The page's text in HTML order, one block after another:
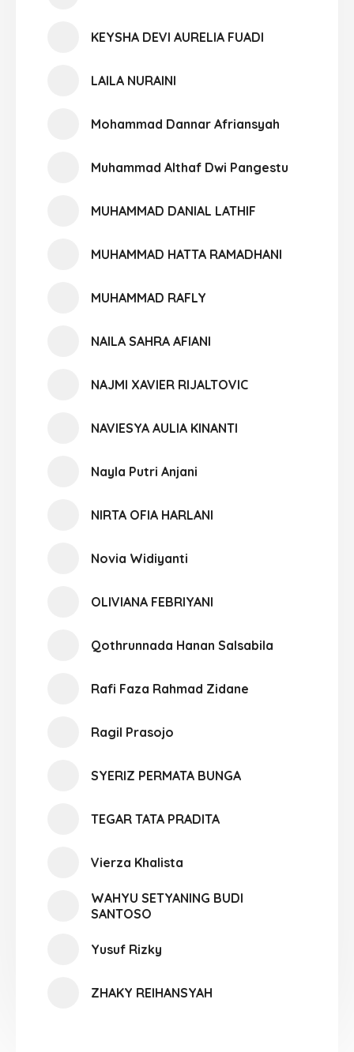
KEYSHA DEVI AURELIA FUADI
LAILA NURAINI
Mohammad Dannar Afriansyah
Muhammad Althaf Dwi Pangestu
MUHAMMAD DANIAL LATHIF
MUHAMMAD HATTA RAMADHANI
MUHAMMAD RAFLY
NAILA SAHRA AFIANI
NAJMI XAVIER RIJALTOVIC
NAVIESYA AULIA KINANTI
Nayla Putri Anjani
NIRTA OFIA HARLANI
Novia Widiyanti
OLIVIANA FEBRIYANI
Qothrunnada Hanan Salsabila
Rafi Faza Rahmad Zidane
Ragil Prasojo
SYERIZ PERMATA BUNGA
TEGAR TATA PRADITA
Vierza Khalista
WAHYU SETYANING BUDI
SANTOSO
Yusuf Rizky
ZHAKY REIHANSYAH